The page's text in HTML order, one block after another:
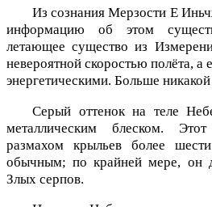
Из сознания Мерзости Е
информацию об этом
летающее существо из
невероятной скоростью полёта, а
энергетическими. Больше
Серый оттенок на теле
металлическим блеском.
размахом крыльев более
обычным; по крайней мере, он
Злых серпов.